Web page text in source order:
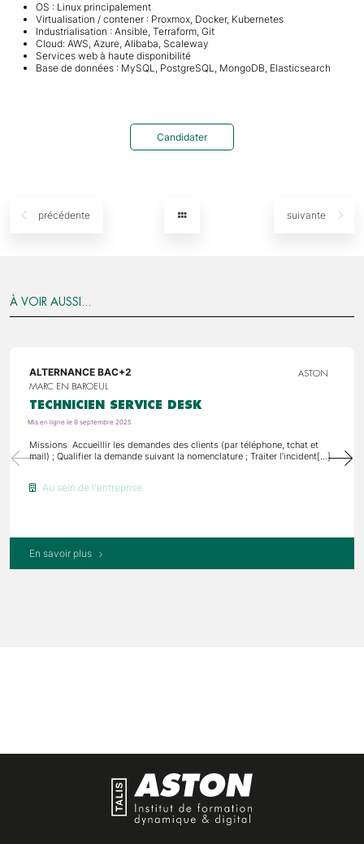
OS : Linux principalement
Virtualisation / contener : Proxmox, Docker, Kubernetes
Industrialisation : Ansible, Terraform, Git
Cloud: AWS, Azure, Alibaba, Scaleway
Services web à haute disponibilité
Base de données : MySQL, PostgreSQL, MongoDB, Elasticsearch
Candidater
précédente suivante
À VOIR AUSSI...
ALTERNANCE BAC+2
MARC EN BAROEUL
ASTON
TECHNICIEN SERVICE DESK
Mis en ligne le 9 septembre 2025
Missions Accueillir les demandes des clients (par téléphone, tchat et
mail) ; Qualifier la demande suivant la nomenclature ; Traiter l’incident[…]
Au sein de l'entreprise
En savoir plus